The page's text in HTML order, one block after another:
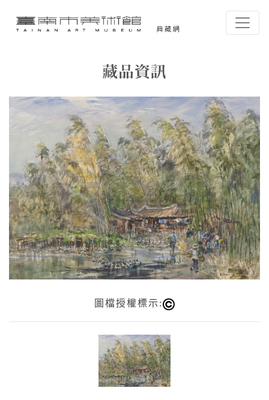
臺南市美術館-典藏網
網頁導覽
:::
圖檔授權標示: